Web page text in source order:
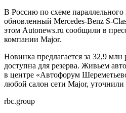
В Россию по схеме
обновленный Mercedes-Benz S-
этом Autonews.ru сообщили в
компании Major.
Новинка предлагается за 32,9 млн
доступна для резерва. Живьем
в центре «Автофорум
любой салон сети Major, уточнили
rbc.group